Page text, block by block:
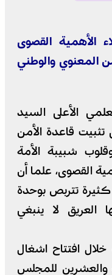
القصوى
المعنوي والوطني
الأعلى السيد
قاعدة الأمن
شبيبة الأمة
القصوى، علما أن
كثيرة تتربص بوحدة
العريق لا ينبغي
افتتاح اشغال
والعشرين للمجلس